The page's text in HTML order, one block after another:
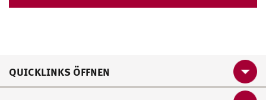
QUICKLINKS ÖFFNEN